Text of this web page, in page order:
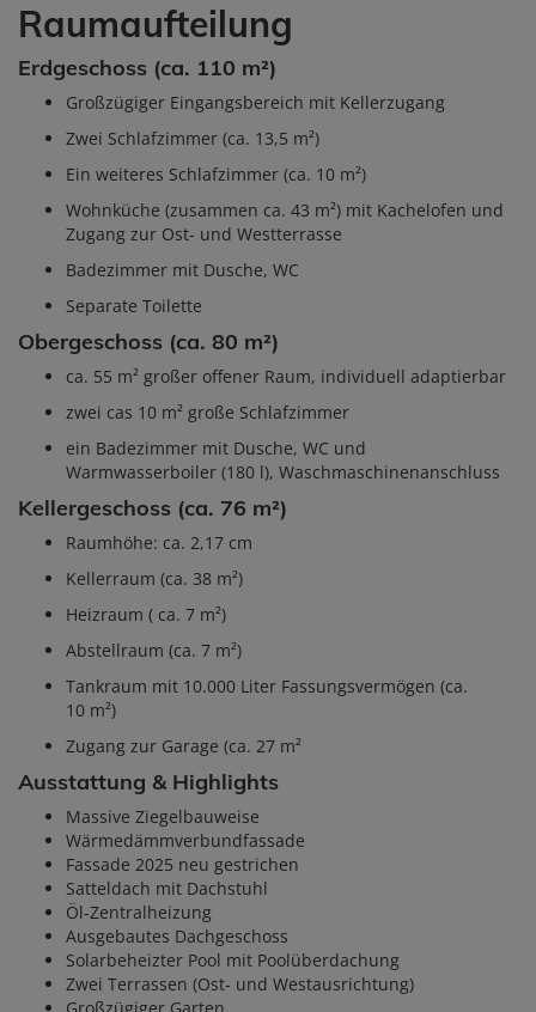
Raumaufteilung
Erdgeschoss (ca. 110 m²)
Großzügiger Eingangsbereich mit Kellerzugang
Zwei Schlafzimmer (ca. 13,5 m²)
Ein weiteres Schlafzimmer (ca. 10 m²)
Wohnküche (zusammen ca. 43 m²) mit Kachelofen und
Zugang zur Ost- und Westterrasse
Badezimmer mit Dusche, WC
Separate Toilette
Obergeschoss (ca. 80 m²)
ca. 55 m² großer offener Raum, individuell adaptierbar
zwei cas 10 m² große Schlafzimmer
ein Badezimmer mit Dusche, WC und
Warmwasserboiler (180 l), Waschmaschinenanschluss
Kellergeschoss (ca. 76 m²)
Raumhöhe: ca. 2,17 cm
Kellerraum (ca. 38 m²)
Heizraum ( ca. 7 m²)
Abstellraum (ca. 7 m²)
Tankraum mit 10.000 Liter Fassungsvermögen (ca.
10 m²)
Zugang zur Garage (ca. 27 m²
Ausstattung & Highlights
Massive Ziegelbauweise
Wärmedämmverbundfassade
Fassade 2025 neu gestrichen
Satteldach mit Dachstuhl
Öl-Zentralheizung
Ausgebautes Dachgeschoss
Solarbeheizter Pool mit Poolüberdachung
Zwei Terrassen (Ost- und Westausrichtung)